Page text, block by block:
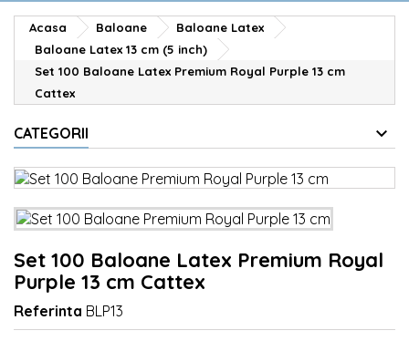
Acasa Baloane
Baloane Latex
Baloane Latex 13 cm (5 inch)
Set 100 Baloane Latex Premium Royal Purple 13 cm
Cattex
CATEGORII
Set 100 Baloane Latex Premium Royal
Purple 13 cm Cattex
Referinta BLP13